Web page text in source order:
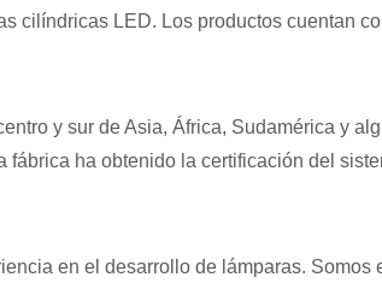
cilíndricas LED. Los productos cuentan
y sur de Asia, África, Sudamérica y
ha obtenido la certificación del
en el desarrollo de lámparas.